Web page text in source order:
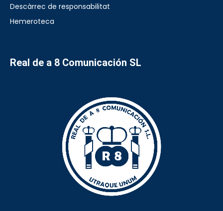
Descàrrec de responsabilitat
Hemeroteca
Real de a 8 Comunicación SL